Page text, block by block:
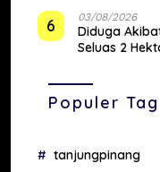
6 03/08/2026
Diduga
Seluas 2
Populer Tag
tanjungpinang